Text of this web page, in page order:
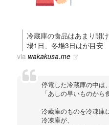
冷蔵庫の食品はあまり開
場1日、冬場3日はが目安
via wakakusa.me
停電した冷蔵庫の中は
「あしの早いものから
冷蔵庫のものを冷凍庫
冷凍庫が、